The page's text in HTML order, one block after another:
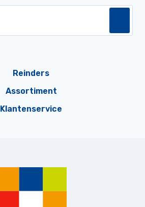
Reinders
Assortiment
Klantenservice